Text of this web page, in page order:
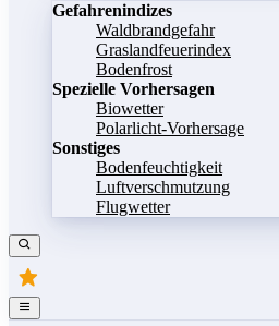
Gefahrenindizes
Waldbrandgefahr
Graslandfeuerindex
Bodenfrost
Spezielle Vorhersagen
Biowetter
Polarlicht-Vorhersage
Sonstiges
Bodenfeuchtigkeit
Luftverschmutzung
Flugwetter